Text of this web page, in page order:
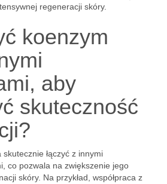
regeneracji skóry.
koenzym
aby
skuteczność
skutecznie łączyć z innymi
co pozwala na zwiększenie jego
skóry. Na przykład, współpraca z